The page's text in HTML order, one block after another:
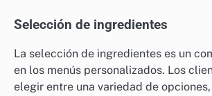
Selección de ingredientes
La selección de ingredientes es un
en los menús personalizados. Los
elegir entre una variedad de